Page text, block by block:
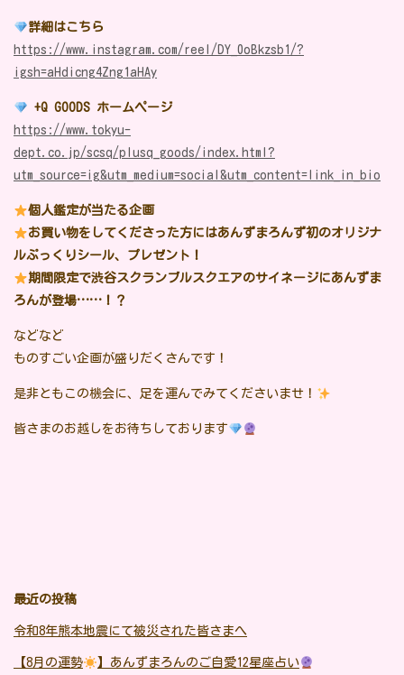
詳細はこちら
https://www.instagram.com/reel/DY_0oBkzsb1/?
igsh=aHdicng4Zng1aHAy
+Q GOODS ホームページ
https://www.tokyu-
dept.co.jp/scsq/plusq_goods/index.html?
utm_source=ig&utm_medium=social&utm_content=link_in_bio
個人鑑定が当たる企画
お買い物をしてくださった方にはあんずまろんず初のオリジナ
ルぷっくりシール、プレゼント！
期間限定で渋谷スクランブルスクエアのサイネージにあんずま
ろんが登場……！？
などなど
ものすごい企画が盛りだくさんです！
是非ともこの機会に、足を運んでみてくださいませ！
皆さまのお越しをお待ちしております
最近の投稿
令和8年熊本地震にて被災された皆さまへ
【8月の運勢 】あんずまろんのご自愛12星座占い